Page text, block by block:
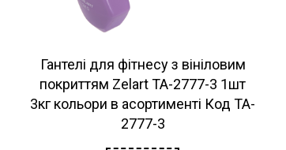
Гантелі для фітнесу з вініловим
покриттям Zelart TA-2777-3 1шт
3кг кольори в асортименті Код TA-
2777-3